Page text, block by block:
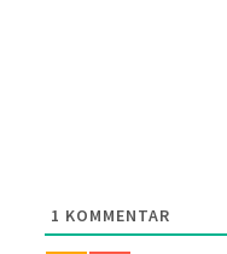
1 KOMMENTAR